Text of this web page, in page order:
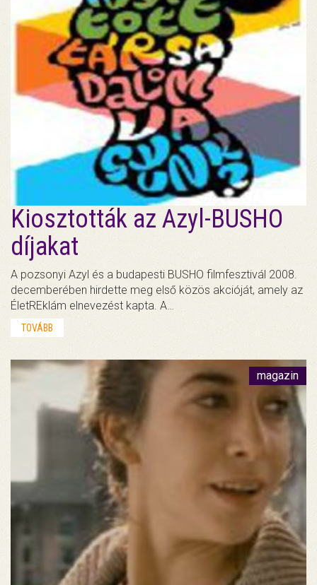
Kiosztották az Azyl-BUSHO
díjakat
A pozsonyi Azyl és a budapesti BUSHO filmfesztivál 2008.
decemberében hirdette meg első közös akcióját, amely az
ÉletREklám elnevezést kapta. A…
TOVÁBB
magazin